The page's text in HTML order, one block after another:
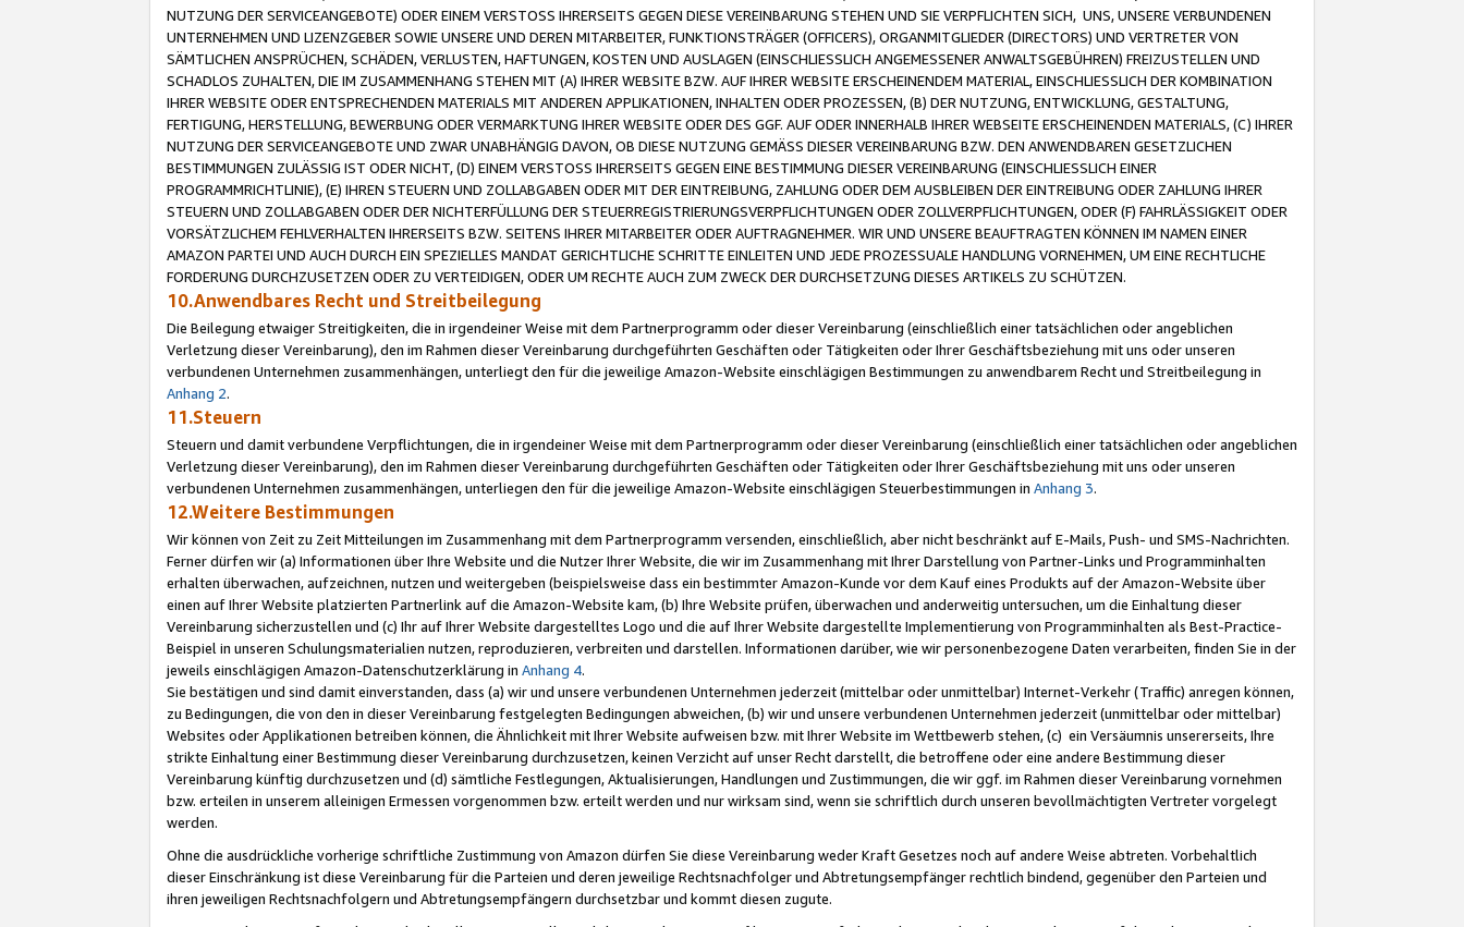
NUTZUNG DER SERVICEANGEBOTE) ODER EINEM VERSTOSS IHRERSEITS GEGEN DIESE VEREINBARUNG STEHEN UND SIE VERPFLICHTEN SICH, UNS, UNSERE VERBUNDENEN
UNTERNEHMEN UND LIZENZGEBER SOWIE UNSERE UND DEREN MITARBEITER, FUNKTIONSTRÄGER (OFFICERS), ORGANMITGLIEDER (DIRECTORS) UND VERTRETER VON
SÄMTLICHEN ANSPRÜCHEN, SCHÄDEN, VERLUSTEN, HAFTUNGEN, KOSTEN UND AUSLAGEN (EINSCHLIESSLICH ANGEMESSENER ANWALTSGEBÜHREN) FREIZUSTELLEN UND
SCHADLOS ZUHALTEN, DIE IM ZUSAMMENHANG STEHEN MIT (A) IHRER WEBSITE BZW. AUF IHRER WEBSITE ERSCHEINENDEM MATERIAL, EINSCHLIESSLICH DER KOMBINATION
IHRER WEBSITE ODER ENTSPRECHENDEN MATERIALS MIT ANDEREN APPLIKATIONEN, INHALTEN ODER PROZESSEN, (B) DER NUTZUNG, ENTWICKLUNG, GESTALTUNG,
FERTIGUNG, HERSTELLUNG, BEWERBUNG ODER VERMARKTUNG IHRER WEBSITE ODER DES GGF. AUF ODER INNERHALB IHRER WEBSEITE ERSCHEINENDEN MATERIALS, (C) IHRER
NUTZUNG DER SERVICEANGEBOTE UND ZWAR UNABHÄNGIG DAVON, OB DIESE NUTZUNG GEMÄSS DIESER VEREINBARUNG BZW. DEN ANWENDBAREN GESETZLICHEN
BESTIMMUNGEN ZULÄSSIG IST ODER NICHT, (D) EINEM VERSTOSS IHRERSEITS GEGEN EINE BESTIMMUNG DIESER VEREINBARUNG (EINSCHLIESSLICH EINER
PROGRAMMRICHTLINIE), (E) IHREN STEUERN UND ZOLLABGABEN ODER MIT DER EINTREIBUNG, ZAHLUNG ODER DEM AUSBLEIBEN DER EINTREIBUNG ODER ZAHLUNG IHRER
STEUERN UND ZOLLABGABEN ODER DER NICHTERFÜLLUNG DER STEUERREGISTRIERUNGSVERPFLICHTUNGEN ODER ZOLLVERPFLICHTUNGEN, ODER (F) FAHRLÄSSIGKEIT ODER
VORSÄTZLICHEM FEHLVERHALTEN IHRERSEITS BZW. SEITENS IHRER MITARBEITER ODER AUFTRAGNEHMER. WIR UND UNSERE BEAUFTRAGTEN KÖNNEN IM NAMEN EINER
AMAZON PARTEI UND AUCH DURCH EIN SPEZIELLES MANDAT GERICHTLICHE SCHRITTE EINLEITEN UND JEDE PROZESSUALE HANDLUNG VORNEHMEN, UM EINE RECHTLICHE
FORDERUNG DURCHZUSETZEN ODER ZU VERTEIDIGEN, ODER UM RECHTE AUCH ZUM ZWECK DER DURCHSETZUNG DIESES ARTIKELS ZU SCHÜTZEN.
10.Anwendbares Recht und Streitbeilegung
Die Beilegung etwaiger Streitigkeiten, die in irgendeiner Weise mit dem Partnerprogramm oder dieser Vereinbarung (einschließlich einer tatsächlichen oder angeblichen
Verletzung dieser Vereinbarung), den im Rahmen dieser Vereinbarung durchgeführten Geschäften oder Tätigkeiten oder Ihrer Geschäftsbeziehung mit uns oder unseren
verbundenen Unternehmen zusammenhängen, unterliegt den für die jeweilige Amazon-Website einschlägigen Bestimmungen zu anwendbarem Recht und Streitbeilegung in
Anhang 2.
11.Steuern
Steuern und damit verbundene Verpflichtungen, die in irgendeiner Weise mit dem Partnerprogramm oder dieser Vereinbarung (einschließlich einer tatsächlichen oder angeblichen
Verletzung dieser Vereinbarung), den im Rahmen dieser Vereinbarung durchgeführten Geschäften oder Tätigkeiten oder Ihrer Geschäftsbeziehung mit uns oder unseren
verbundenen Unternehmen zusammenhängen, unterliegen den für die jeweilige Amazon-Website einschlägigen Steuerbestimmungen in Anhang 3.
12.Weitere Bestimmungen
Wir können von Zeit zu Zeit Mitteilungen im Zusammenhang mit dem Partnerprogramm versenden, einschließlich, aber nicht beschränkt auf E-Mails, Push- und SMS-Nachrichten.
Ferner dürfen wir (a) Informationen über Ihre Website und die Nutzer Ihrer Website, die wir im Zusammenhang mit Ihrer Darstellung von Partner-Links und Programminhalten
erhalten überwachen, aufzeichnen, nutzen und weitergeben (beispielsweise dass ein bestimmter Amazon-Kunde vor dem Kauf eines Produkts auf der Amazon-Website über
einen auf Ihrer Website platzierten Partnerlink auf die Amazon-Website kam, (b) Ihre Website prüfen, überwachen und anderweitig untersuchen, um die Einhaltung dieser
Vereinbarung sicherzustellen und (c) Ihr auf Ihrer Website dargestelltes Logo und die auf Ihrer Website dargestellte Implementierung von Programminhalten als Best-Practice-
Beispiel in unseren Schulungsmaterialien nutzen, reproduzieren, verbreiten und darstellen. Informationen darüber, wie wir personenbezogene Daten verarbeiten, finden Sie in der
jeweils einschlägigen Amazon-Datenschutzerklärung in Anhang 4.
Sie bestätigen und sind damit einverstanden, dass (a) wir und unsere verbundenen Unternehmen jederzeit (mittelbar oder unmittelbar) Internet-Verkehr (Traffic) anregen können,
zu Bedingungen, die von den in dieser Vereinbarung festgelegten Bedingungen abweichen, (b) wir und unsere verbundenen Unternehmen jederzeit (unmittelbar oder mittelbar)
Websites oder Applikationen betreiben können, die Ähnlichkeit mit Ihrer Website aufweisen bzw. mit Ihrer Website im Wettbewerb stehen, (c) ein Versäumnis unsererseits, Ihre
strikte Einhaltung einer Bestimmung dieser Vereinbarung durchzusetzen, keinen Verzicht auf unser Recht darstellt, die betroffene oder eine andere Bestimmung dieser
Vereinbarung künftig durchzusetzen und (d) sämtliche Festlegungen, Aktualisierungen, Handlungen und Zustimmungen, die wir ggf. im Rahmen dieser Vereinbarung vornehmen
bzw. erteilen in unserem alleinigen Ermessen vorgenommen bzw. erteilt werden und nur wirksam sind, wenn sie schriftlich durch unseren bevollmächtigten Vertreter vorgelegt
werden.
Ohne die ausdrückliche vorherige schriftliche Zustimmung von Amazon dürfen Sie diese Vereinbarung weder Kraft Gesetzes noch auf andere Weise abtreten. Vorbehaltlich
dieser Einschränkung ist diese Vereinbarung für die Parteien und deren jeweilige Rechtsnachfolger und Abtretungsempfänger rechtlich bindend, gegenüber den Parteien und
ihren jeweiligen Rechtsnachfolgern und Abtretungsempfängern durchsetzbar und kommt diesen zugute.